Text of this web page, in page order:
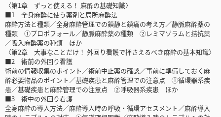
〈第1章 ずっと使える！ 麻酔の基礎知識〉
■1 全身麻酔に使う薬剤と局所麻酔法
麻酔方法と種類／全身麻酔管理での鎮静と鎮痛の考え方／静脈麻酔薬の
種類 ①プロポフォール／静脈麻酔薬の種類 ②レミマゾラムと拮抗薬
／吸入麻酔薬の種類 ほか
〈第2章 大事なことだけ！ 外回り看護で押さえるべき麻酔の基本知識〉
■2 術前の外回り看護
術前の情報収集のポイント／術前中止薬の確認／事前に準備しておく麻
酔必要物品のポイント／基礎疾患と麻酔管理での注意点 ①循環器系疾
患／基礎疾患と麻酔管理での注意点 ②呼吸器系疾患 ほか
■3 術中の外回り看護
全身麻酔の導入方法／麻酔導入時の呼吸・循環アセスメント／麻酔導入